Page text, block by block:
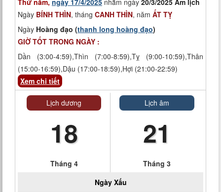
Thứ năm, ngày 17/4/2025 nhằm ngày 20/3/2025 Âm lịch
Ngày BÍNH THÌN, tháng CANH THÌN, năm ẤT TỴ
Ngày Hoàng đạo (thanh long hoàng đạo)
GIỜ TỐT TRONG NGÀY :
Dần (3:00-4:59),Thìn (7:00-8:59),Tỵ (9:00-10:59),Thân
(15:00-16:59),Dậu (17:00-18:59),Hợi (21:00-22:59)
Xem chi tiết
Lịch dương
18
Tháng 4
Lịch âm
21
Tháng 3
Ngày Xấu